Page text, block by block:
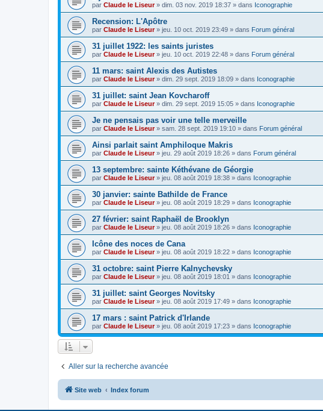
par Claude le Liseur» dim. 03 nov. 2019 18:37 » dans Iconographie
Recension: L'Apôtre
par Claude le Liseur» jeu. 10 oct. 2019 23:49 » dans Forum général
31 juillet 1922: les saints juristes
par Claude le Liseur» jeu. 10 oct. 2019 22:48 » dans Forum général
11 mars: saint Alexis des Autistes
par Claude le Liseur» dim. 29 sept. 2019 18:09 » dans Iconographie
31 juillet: saint Jean Kovcharoff
par Claude le Liseur» dim. 29 sept. 2019 15:05 » dans Iconographie
Je ne pensais pas voir une telle merveille
par Claude le Liseur» sam. 28 sept. 2019 19:10 » dans Forum général
Ainsi parlait saint Amphiloque Makris
par Claude le Liseur» jeu. 29 août 2019 18:26 » dans Forum général
13 septembre: sainte Kéthévane de Géorgie
par Claude le Liseur» jeu. 08 août 2019 18:38 » dans Iconographie
30 janvier: sainte Bathilde de France
par Claude le Liseur» jeu. 08 août 2019 18:29 » dans Iconographie
27 février: saint Raphaël de Brooklyn
par Claude le Liseur» jeu. 08 août 2019 18:26 » dans Iconographie
Icône des noces de Cana
par Claude le Liseur» jeu. 08 août 2019 18:22 » dans Iconographie
31 octobre: saint Pierre Kalnychevsky
par Claude le Liseur» jeu. 08 août 2019 18:01 » dans Iconographie
31 juillet: saint Georges Novitsky
par Claude le Liseur» jeu. 08 août 2019 17:49 » dans Iconographie
17 mars : saint Patrick d'Irlande
par Claude le Liseur» jeu. 08 août 2019 17:23 » dans Iconographie
Aller sur la recherche avancée
Site web Index forum